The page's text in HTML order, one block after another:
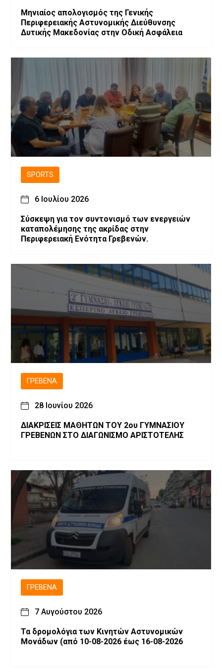
Μηνιαίος απολογισμός της Γενικής
Περιφερειακής Αστυνομικής Διεύθυνσης
Δυτικής Μακεδονίας στην Οδική Ασφάλεια
SPORTS
6 Ιουλίου 2026
Σύσκεψη για τον συντονισμό των ενεργειών
καταπολέμησης της ακρίδας στην
Περιφερειακή Ενότητα Γρεβενών.
ΓΡΕΒΕΝΆ
28 Ιουνίου 2026
ΔΙΑΚΡΙΣΕΙΣ ΜΑΘΗΤΩΝ ΤΟΥ 2ου ΓΥΜΝΑΣΙΟΥ
ΓΡΕΒΕΝΩΝ ΣΤΟ ΔΙΑΓΩΝΙΣΜΟ ΑΡΙΣΤΟΤΕΛΗΣ
ΓΡΕΒΕΝΆ
7 Αυγούστου 2026
Τα δρομολόγια των Κινητών Αστυνομικών
Μονάδων (από 10-08-2026 έως 16-08-2026